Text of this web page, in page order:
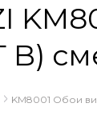
B)
KM8001 Обои